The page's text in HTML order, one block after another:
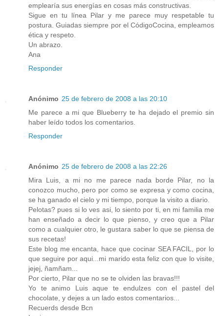
emplearía sus energías en cosas más constructivas.
Sigue en tu línea Pilar y me parece muy respetable tu
postura. Guiadas siempre por el CódigoCocina, empleamos
ética y respeto.
Un abrazo.
Ana
Responder
Anónimo 25 de febrero de 2008 a las 20:10
Me parece a mi que Blueberry te ha dejado el premio sin
haber leído todos los comentarios.
Responder
Anónimo 25 de febrero de 2008 a las 22:26
Mira Luis, a mi no me parece nada borde Pilar, no la
conozco mucho, pero por como se expresa y como cocina,
se ha ganado el cielo y mi tiempo, porque la visito a diario.
Pelotas? pues si lo ves asi, lo siento por ti, en mi familia me
han enseñado a decir lo que pienso, y creo que a Pilar
como a cualquier otro, le gustara saber lo que se piensa de
sus recetas!
Este blog me encanta, hace que cocinar SEA FACIL, por lo
que seguire por aqui...mi marido esta feliz con que lo visite,
jejej, ñamñam...
Por cierto, Pilar que no se te olviden las bravas!!!
Yo te animo Luis aque te endulzes con el pastel del
chocolate, y dejes a un lado estos comentarios...
Recuerds desde Bcn